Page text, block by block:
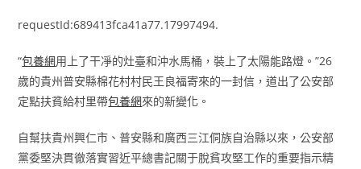
requestId:689413fca41a77.17997494.
“包養網用上了干凈的灶臺和沖水馬桶，裝上了太陽能路燈。”26
歲的貴州普安縣棉花村村民王良福寄來的一封信，道出了公安部
定點扶貧給村里帶包養網來的新變化。
自幫扶貴州興仁市、普安縣和廣西三江侗族自治縣以來，公安部
黨委堅決貫徹落實習近平總書記關于脫貧攻堅工作的重要指示精